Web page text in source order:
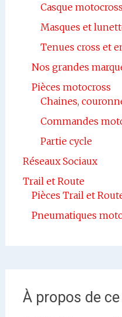
Casque motocross
Masques et
Tenues cross et
Nos grandes
Pièces motocross
Chaines,
Commandes
Partie cycle
Réseaux Sociaux
Trail et Route
Pièces Trail et
Pneumatiques
À propos de